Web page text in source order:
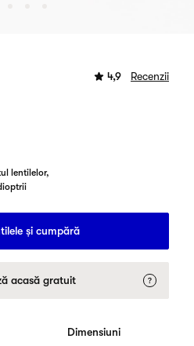
4,9 Recenzii
lentilelor,
și cumpără
acasă gratuit
Dimensiuni